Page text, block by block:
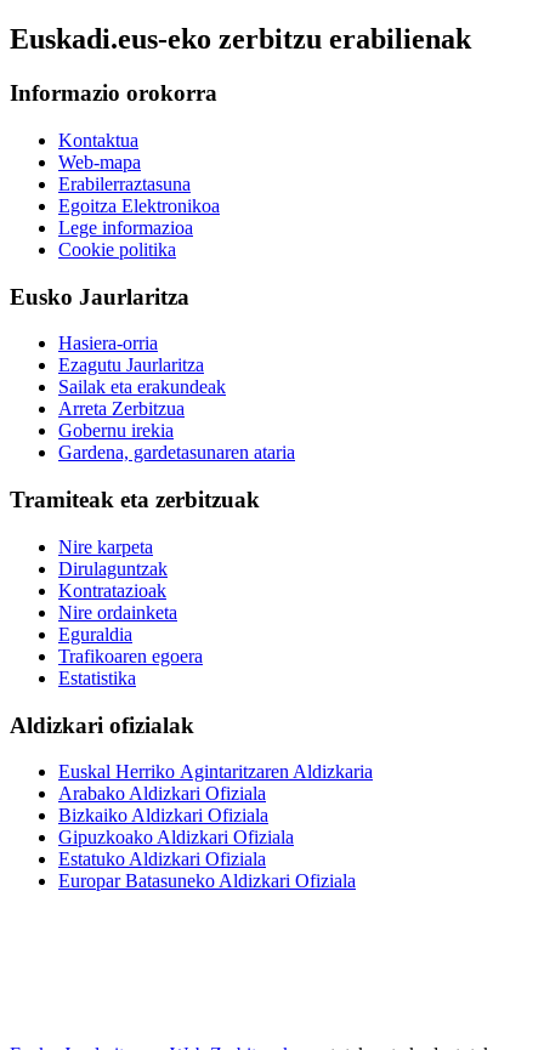
Euskadi.eus-eko zerbitzu erabilienak
Informazio orokorra
Kontaktua
Web-mapa
Erabilerraztasuna
Egoitza Elektronikoa
Lege informazioa
Cookie politika
Eusko Jaurlaritza
Hasiera-orria
Ezagutu Jaurlaritza
Sailak eta erakundeak
Arreta Zerbitzua
Gobernu irekia
Gardena, gardetasunaren ataria
Tramiteak eta zerbitzuak
Nire karpeta
Dirulaguntzak
Kontratazioak
Nire ordainketa
Eguraldia
Trafikoaren egoera
Estatistika
Aldizkari ofizialak
Euskal Herriko Agintaritzaren Aldizkaria
Arabako Aldizkari Ofiziala
Bizkaiko Aldizkari Ofiziala
Gipuzkoako Aldizkari Ofiziala
Estatuko Aldizkari Ofiziala
Europar Batasuneko Aldizkari Ofiziala